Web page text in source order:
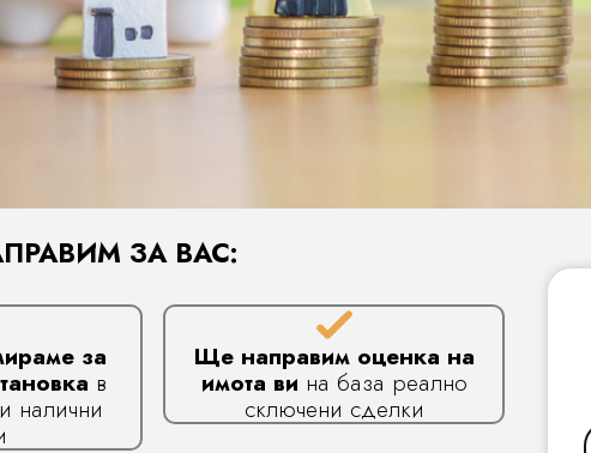
ЗА ВАС:
за
в
налични
Ще направим оценка на
имота ви на база реално
сключени сделки